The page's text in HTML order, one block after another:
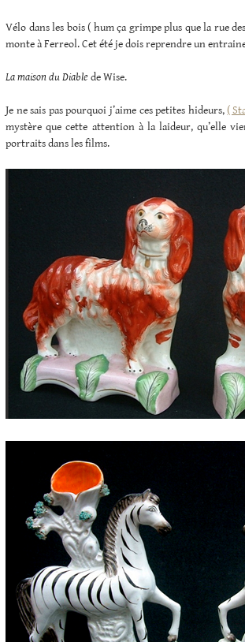
Vélo dans les bois ( hum ça grimpe plus que la rue
monte à Ferreol. Cet été je dois reprendre un
La maison du Diable de Wise.
Je ne sais pas pourquoi j’aime ces petites hideurs, (
mystère que cette attention à la laideur, qu’elle
portraits dans les films.